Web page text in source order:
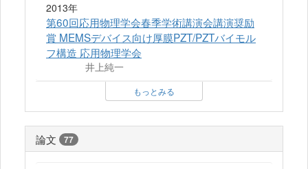
2013年
第60回応用物理学会春季学術講演会講演奨励
賞 MEMSデバイス向け厚膜PZT/PZTバイモル
フ構造 応用物理学会
井上純一
もっとみる
論文 77